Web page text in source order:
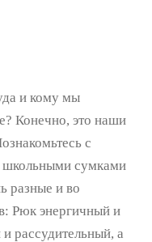
и кому мы
Конечно, это наши
с
сумками
разные и во
Рюк энергичный и
рассудительный, а